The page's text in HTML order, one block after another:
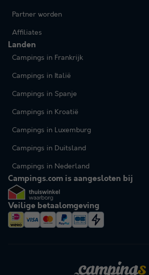
Partner worden
Affiliates
Landen
Campings in Frankrijk
Campings in Italië
Campings in Spanje
Campings in Kroatië
Campings in Luxemburg
Campings in Duitsland
Campings in Nederland
Campings.com is aangesloten bij
Veilige betaalomgeving